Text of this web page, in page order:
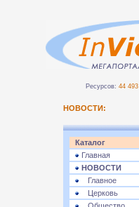
Ресурсов: 44 493
НОВОСТИ:
Каталог
Главная
НОВОСТИ
Главное
Церковь